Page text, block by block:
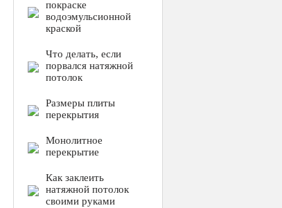
покраске
водоэмульсионной
краской
Что делать, если
порвался натяжной
потолок
Размеры плиты
перекрытия
Монолитное
перекрытие
Как заклеить
натяжной потолок
своими руками